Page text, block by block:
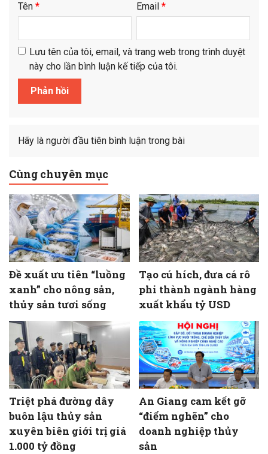
Tên * Email *
Lưu tên của tôi, email, và trang web trong trình duyệt
này cho lần bình luận kế tiếp của tôi.
Hãy là người đầu tiên bình luận trong bài
Cùng chuyên mục
Đề xuất ưu tiên “luồng
xanh” cho nông sản,
thủy sản tươi sống
Tạo cú hích, đưa cá rô
phi thành ngành hàng
xuất khẩu tỷ USD
Triệt phá đường dây
buôn lậu thủy sản
xuyên biên giới trị giá
1.000 tỷ đồng
An Giang cam kết gỡ
“điểm nghẽn” cho
doanh nghiệp thủy
sản